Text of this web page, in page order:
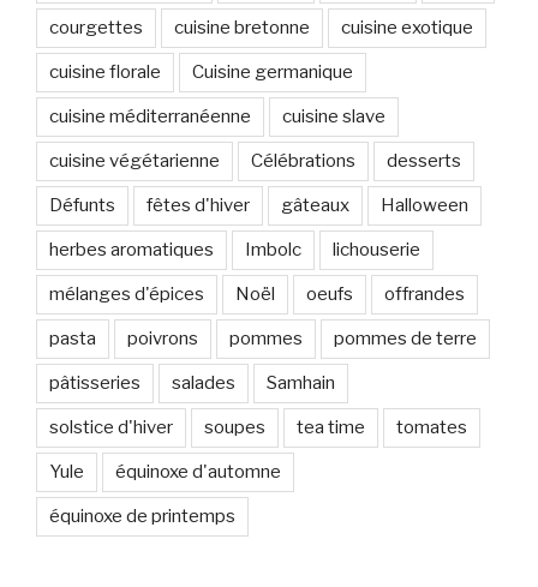
courgettes cuisine bretonne cuisine exotique
cuisine florale Cuisine germanique
cuisine méditerranéenne cuisine slave
cuisine végétarienne Célébrations desserts
Défunts fêtes d'hiver gâteaux Halloween
herbes aromatiques Imbolc lichouserie
mélanges d'épices Noël oeufs offrandes
pasta poivrons pommes pommes de terre
pâtisseries salades Samhain
solstice d'hiver soupes tea time tomates
Yule équinoxe d'automne
équinoxe de printemps